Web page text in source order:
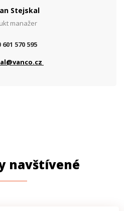
Stejskal
manažer
601 570 595
navštívené